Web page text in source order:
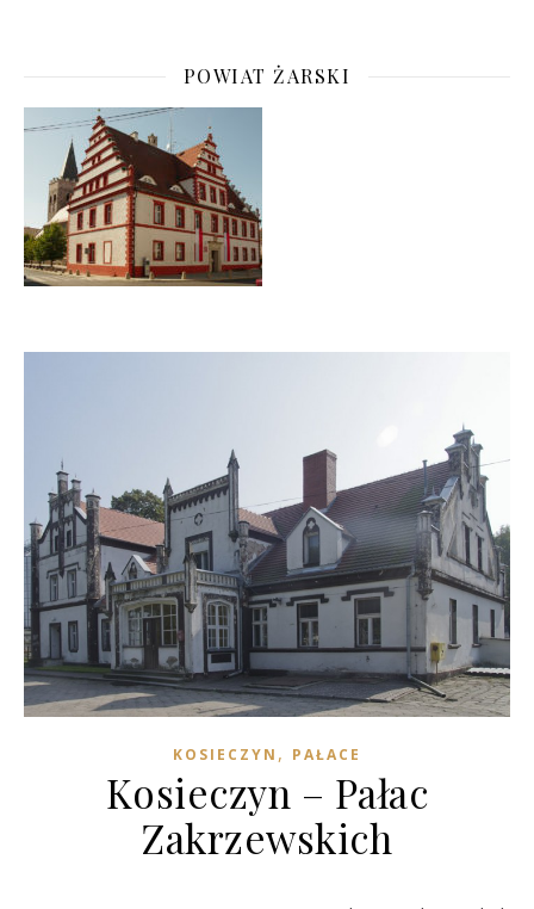
POWIAT ŻARSKI
KOSIECZYN , PAŁACE
Kosieczyn – Pałac
Zakrzewskich